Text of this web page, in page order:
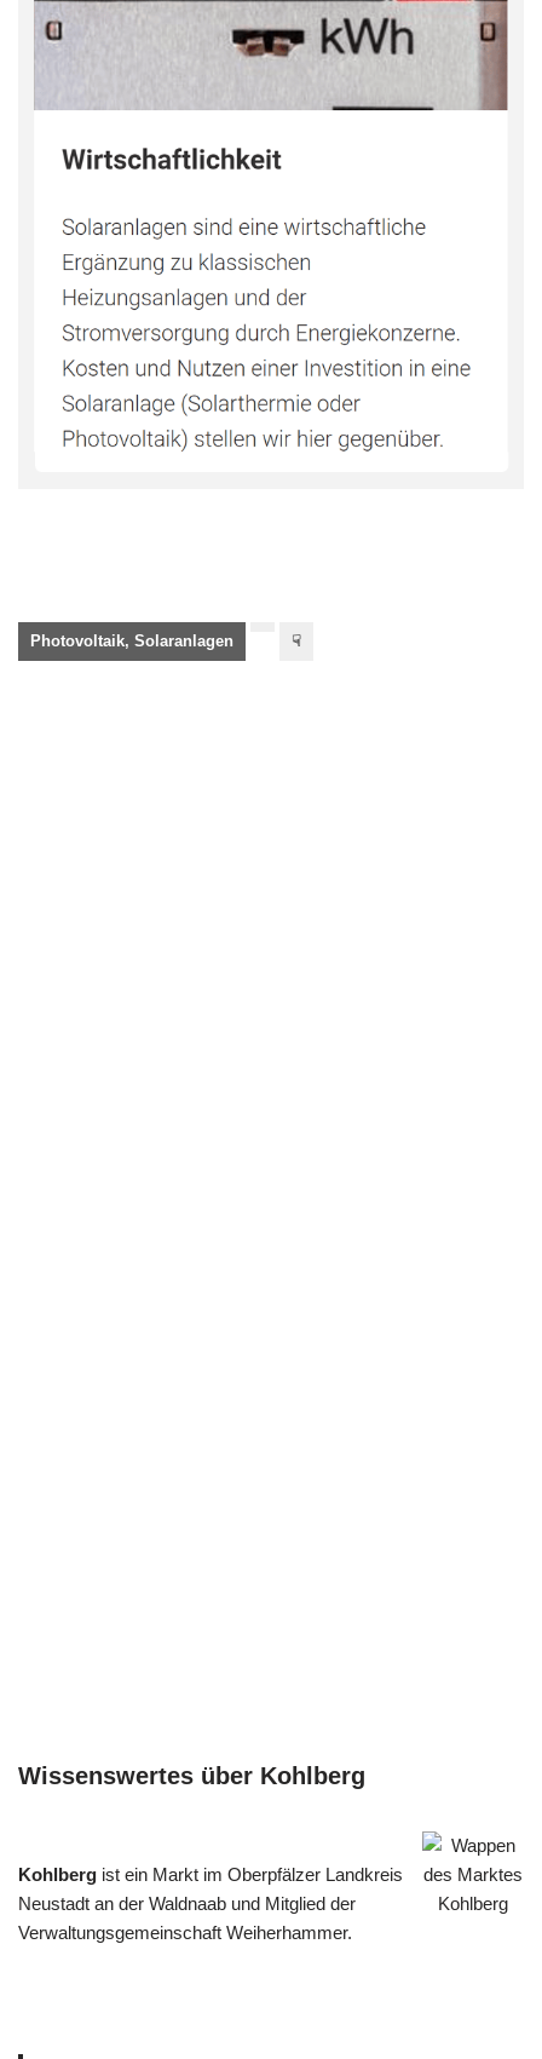
Photovoltaik, Solaranlagen ☟
Wissenswertes über Kohlberg
Kohlberg ist ein Markt im Oberpfälzer Landkreis
Neustadt an der Waldnaab und Mitglied der
Verwaltungsgemeinschaft Weiherhammer.